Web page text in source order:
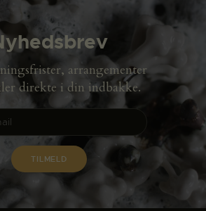
arrangementer
direkte i din indbakke.